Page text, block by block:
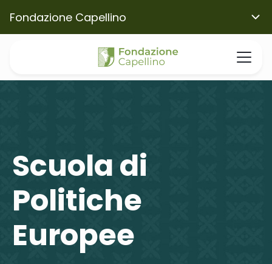
Fondazione Capellino
Scuola di
Politiche
Europee